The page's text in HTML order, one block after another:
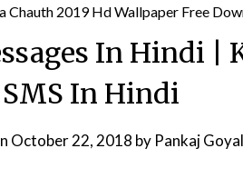
In Hindi |
SMS In Hindi
October 22, 2018 by Pankaj Goyal